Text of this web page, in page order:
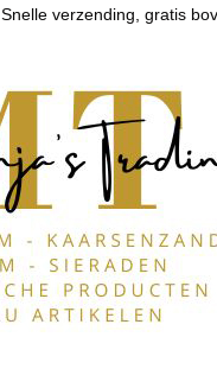
Snelle verzending, gratis